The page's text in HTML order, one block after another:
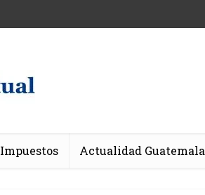
Impuestos Actualidad Guatemala